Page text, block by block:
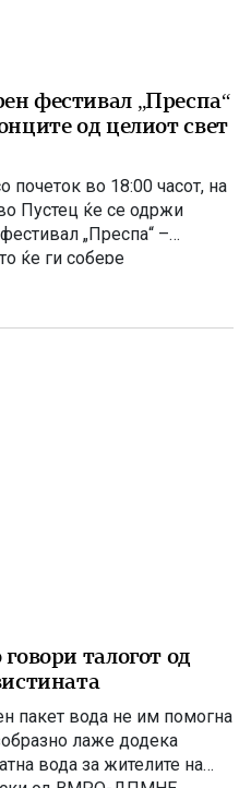
фестивал „Преспа“
од целиот свет
почеток во 18:00 часот, на
Пустец ќе се одржи
„Преспа“ –
ќе ги собере
Албанија и дијаспората во
за промоција на богатото
талогот од
пакет вода не им помогна
лаже додека
вода за жителите на